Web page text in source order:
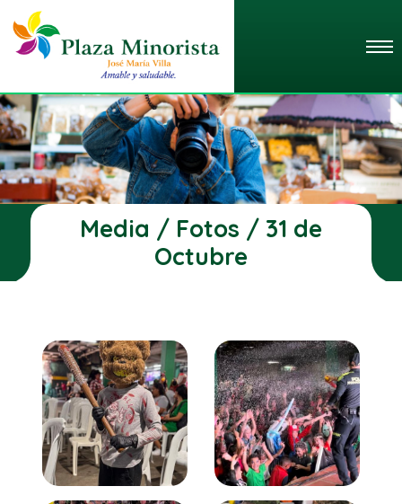
Media / Fotos / 31 de
Octubre